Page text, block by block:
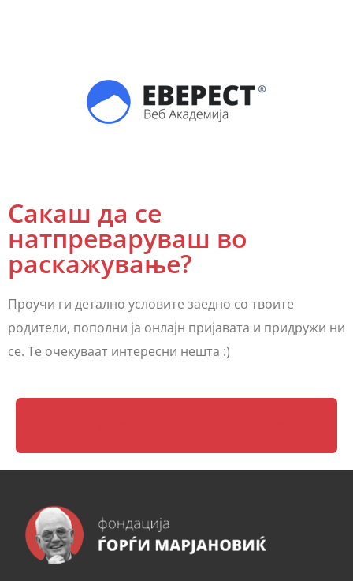
Сакаш да се
натпреваруваш во
раскажување?
Проучи ги детално условите заедно со твоите
родители, пополни ја онлајн пријавата и придружи ни
се. Те очекуваат интересни нешта :)